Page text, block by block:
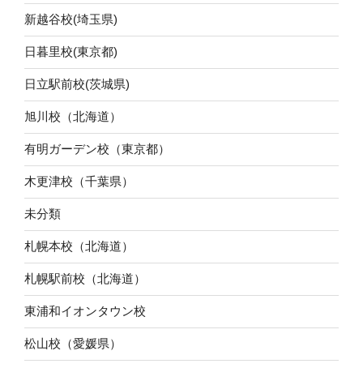
新越谷校(埼玉県)
日暮里校(東京都)
日立駅前校(茨城県)
旭川校（北海道）
有明ガーデン校（東京都）
木更津校（千葉県）
未分類
札幌本校（北海道）
札幌駅前校（北海道）
東浦和イオンタウン校
松山校（愛媛県）